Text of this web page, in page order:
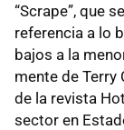
“Scrape”, que
referencia a lo
bajos a la
mente de Terry
de la revista
sector en